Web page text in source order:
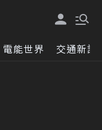
電能世界 交通新訊